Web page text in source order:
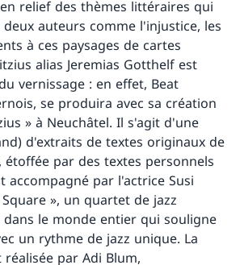
relief des thèmes littéraires qui
auteurs comme l'injustice, les
à ces paysages de cartes
alias Jeremias Gotthelf est
vernissage : en effet, Beat
se produira avec sa création
» à Neuchâtel. Il s'agit d'une
d'extraits de textes originaux de
étoffée par des textes personnels
accompagné par l'actrice Susi
», un quartet de jazz
le monde entier qui souligne
un rythme de jazz unique. La
réalisée par Adi Blum,